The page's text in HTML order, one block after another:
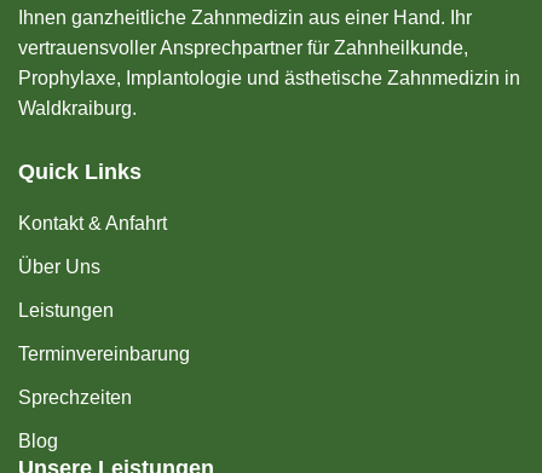
Ihnen ganzheitliche Zahnmedizin aus einer Hand. Ihr
vertrauensvoller Ansprechpartner für Zahnheilkunde,
Prophylaxe, Implantologie und ästhetische Zahnmedizin in
Waldkraiburg.
Quick Links
Kontakt & Anfahrt
Über Uns
Leistungen
Terminvereinbarung
Sprechzeiten
Blog